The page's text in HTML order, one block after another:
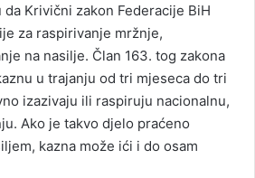
Krivični zakon Federacije BiH
za raspirivanje mržnje,
na nasilje. Član 163. tog zakona
u trajanju od tri mjeseca do tri
izazivaju ili raspiruju nacionalnu,
Ako je takvo djelo praćeno
kazna može ići i do osam